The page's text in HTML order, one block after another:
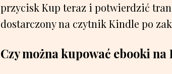
przycisk Kup teraz i potwierdzić
dostarczony na czytnik Kindle po
Czy można kupować ebooki